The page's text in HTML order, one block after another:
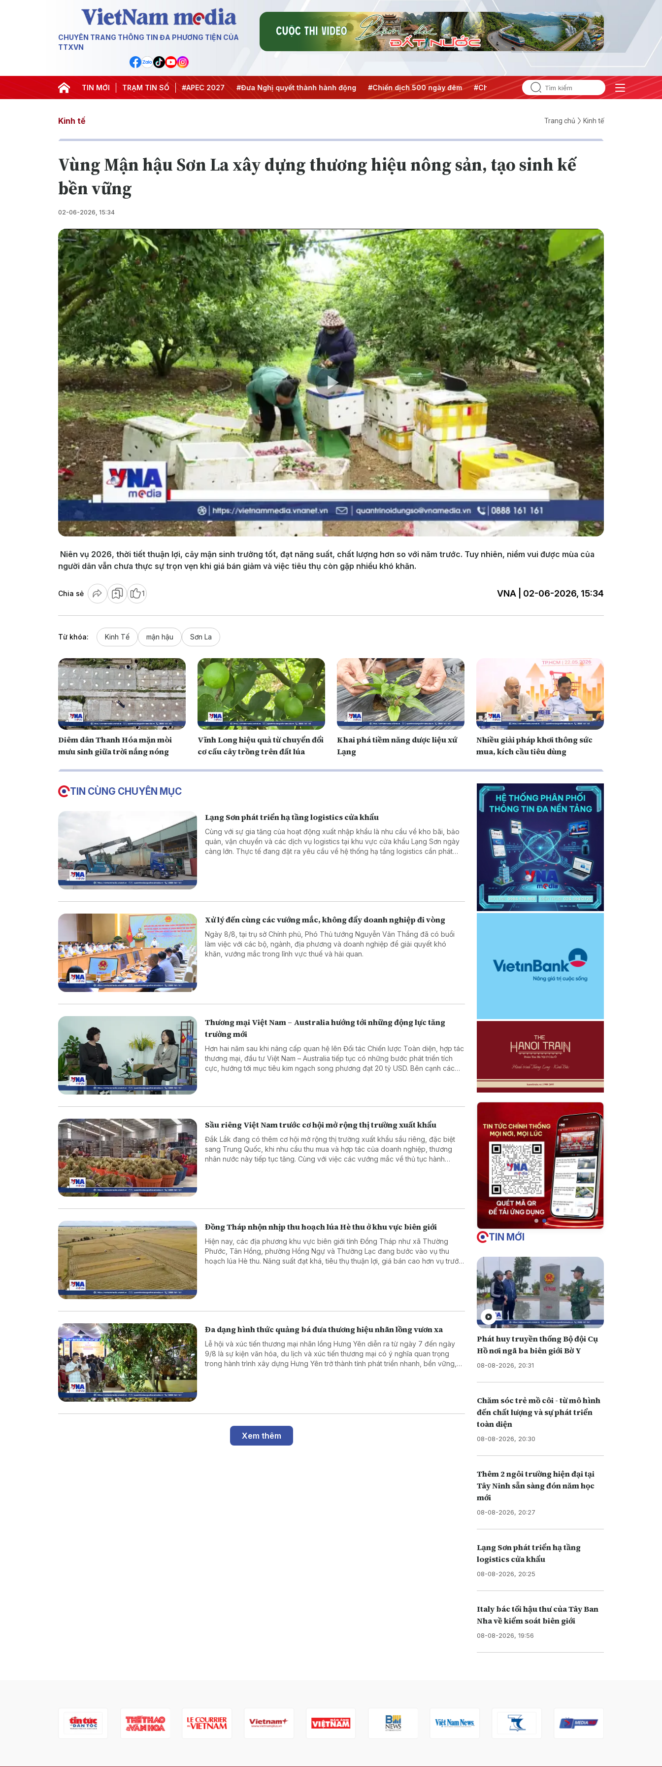
CHUYÊN TRANG THÔNG TIN ĐA PHƯƠNG TIỆN CỦA
TTXVN
TIN MỚI TRẠM TIN SỐ
#Hội nghị Trung ương 3 #APEC 2027 #Đưa Nghị quyết thành hành động #Chiến dịch 500 ngày đêm #Chống khai thác IUU #Căng thẳng Trung Đông #An
Kinh tế Trang chủ Kinh tế
Vùng Mận hậu Sơn La xây dựng thương hiệu nông sản, tạo sinh kế
bền vững
02-06-2026, 15:34
Play
Video
Niên vụ 2026, thời tiết thuận lợi, cây mận sinh trưởng tốt, đạt năng suất, chất lượng hơn so với năm trước. Tuy nhiên, niềm vui được mùa của
người dân vẫn chưa thực sự trọn vẹn khi giá bán giảm và việc tiêu thụ còn gặp nhiều khó khăn.
Chia sẻ 1 VNA | 02-06-2026, 15:34
Từ khóa: Kinh Tế mận hậu Sơn La
Diêm dân Thanh Hóa mặn mòi
mưu sinh giữa trời nắng nóng
Vĩnh Long hiệu quả từ chuyển đổi
cơ cấu cây trồng trên đất lúa
Khai phá tiềm năng dược liệu xứ
Lạng
Nhiều giải pháp khơi thông sức
mua, kích cầu tiêu dùng
TIN CÙNG CHUYÊN MỤC
Lạng Sơn phát triển hạ tầng logistics cửa khẩu
Cùng với sự gia tăng của hoạt động xuất nhập khẩu là nhu cầu về kho bãi, bảo
quản, vận chuyển và các dịch vụ logistics tại khu vực cửa khẩu Lạng Sơn ngày
càng lớn. Thực tế đang đặt ra yêu cầu về hệ thống hạ tầng logistics cần phát
Xử lý đến cùng các vướng mắc, không đẩy doanh nghiệp đi vòng
Ngày 8/8, tại trụ sở Chính phủ, Phó Thủ tướng Nguyễn Văn Thắng đã có buổi
làm việc với các bộ, ngành, địa phương và doanh nghiệp để giải quyết khó
khăn, vướng mắc trong lĩnh vực thuế và hải quan.
Thương mại Việt Nam – Australia hướng tới những động lực tăng
trưởng mới
Hơn hai năm sau khi nâng cấp quan hệ lên Đối tác Chiến lược Toàn diện, hợp tác
thương mại, đầu tư Việt Nam – Australia tiếp tục có những bước phát triển tích
cực, hướng tới mục tiêu kim ngạch song phương đạt 20 tỷ USD. Bên cạnh các
Australia, về những động lực mới thúc đẩy quan hệ kinh tế hai nước.
Sầu riêng Việt Nam trước cơ hội mở rộng thị trường xuất khẩu
Đắk Lắk đang có thêm cơ hội mở rộng thị trường xuất khẩu sầu riêng, đặc biệt
sang Trung Quốc, khi nhu cầu thu mua và hợp tác của doanh nghiệp, thương
nhân nước này tiếp tục tăng. Cùng với việc các vướng mắc về thủ tục hành
Đồng Tháp nhộn nhịp thu hoạch lúa Hè thu ở khu vực biên giới
Hiện nay, các địa phương khu vực biên giới tỉnh Đồng Tháp như xã Thường
Phước, Tân Hồng, phường Hồng Ngự và Thường Lạc đang bước vào vụ thu
hoạch lúa Hè thu. Năng suất đạt khá, tiêu thụ thuận lợi, giá bán cao hơn vụ trước,
Đa dạng hình thức quảng bá đưa thương hiệu nhãn lồng vươn xa
Lễ hội và xúc tiến thương mại nhãn lồng Hưng Yên diễn ra từ ngày 7 đến ngày
9/8 là sự kiện văn hóa, du lịch và xúc tiến thương mại có ý nghĩa quan trọng
trong hành trình xây dựng Hưng Yên trở thành tỉnh phát triển nhanh, bền vững,
Xem thêm
TIN MỚI
Phát huy truyền thống Bộ đội Cụ
Hồ nơi ngã ba biên giới Bờ Y
08-08-2026, 20:31
Chăm sóc trẻ mồ côi - từ mô hình
đến chất lượng và sự phát triển
toàn diện
08-08-2026, 20:30
Thêm 2 ngôi trường hiện đại tại
Tây Ninh sẵn sàng đón năm học
mới
08-08-2026, 20:27
Lạng Sơn phát triển hạ tầng
logistics cửa khẩu
08-08-2026, 20:25
Italy bác tối hậu thư của Tây Ban
Nha về kiểm soát biên giới
08-08-2026, 19:56